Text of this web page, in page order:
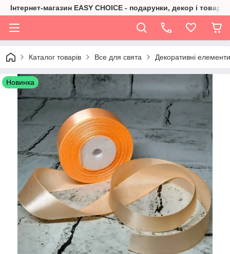
Інтернет-магазин EASY CHOICE - подарунки, декор і товари
Каталог товарів Все для свята Декоративні
Новинка